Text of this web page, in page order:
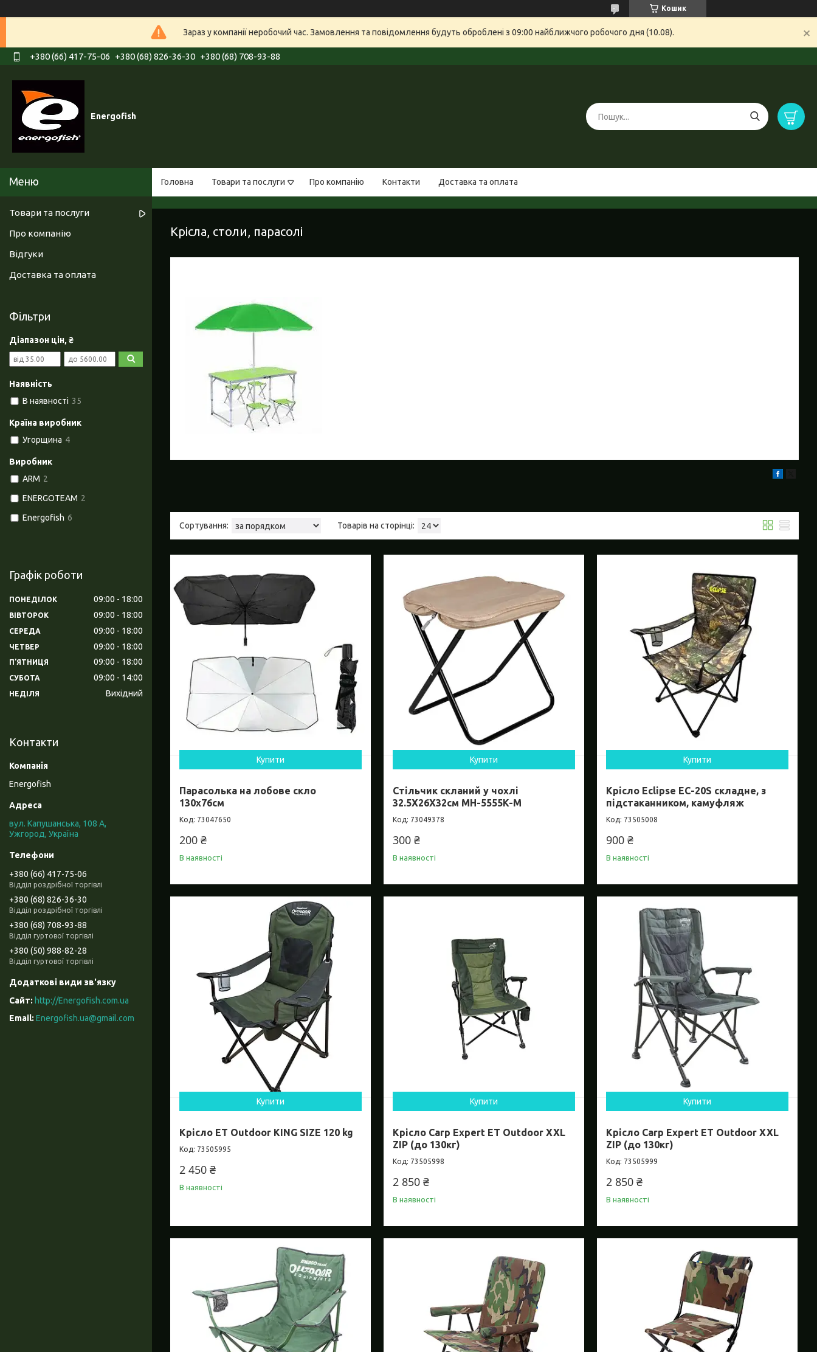
Кошик
Зараз у компанії неробочий час. Замовлення та повідомлення будуть оброблені з 09:00 найближчого робочого дня (10.08).
+380 (66) 417-75-06 +380 (68) 826-36-30 +380 (68) 708-93-88
Energofish
Головна Товари та послуги Про компанію Контакти Доставка та оплата
Крісла, столи, парасолі
Купити
Парасолька на лобове скло
130x76см
73047650
200 ₴
В наявності
Купити
Стільчик скланий у чохлі
32.5X26X32см MH-5555K-M
73049378
300 ₴
В наявності
Купити
Крісло Eclipse EC-20S складне, з
підстаканником, камуфляж
73505008
900 ₴
В наявності
Купити
Крісло ET Outdoor KING SIZE 120 kg
73505995
2 450 ₴
В наявності
Купити
Крісло Carp Expert ET Outdoor XXL
ZIP (до 130кг)
73505998
2 850 ₴
В наявності
Купити
Крісло Carp Expert ET Outdoor XXL
ZIP (до 130кг)
73505999
2 850 ₴
В наявності
Товари та послуги
Про компанію
Відгуки
Доставка та оплата
Фільтри
Діапазон цін, ₴
Наявність
В наявності 35
Країна виробник
Угорщина 4
Виробник
ARM 2
ENERGOTEAM 2
Energofish 6
Графік роботи
ПОНЕДІЛОК 09:00 18:00
ВІВТОРОК 09:00 18:00
СЕРЕДА 09:00 18:00
ЧЕТВЕР 09:00 18:00
ПʼЯТНИЦЯ 09:00 18:00
СУБОТА 09:00 14:00
НЕДІЛЯ Вихідний
Контакти
Energofish
вул. Капушанська, 108 А,
Ужгород, Україна
+380 (66) 417-75-06
Відділ роздрібної торгівлі
+380 (68) 826-36-30
Відділ роздрібної торгівлі
+380 (68) 708-93-88
Відділ гуртової торгівлі
+380 (50) 988-82-28
Відділ гуртової торгівлі
http://Energofish.com.ua
Energofish.ua@gmail.com